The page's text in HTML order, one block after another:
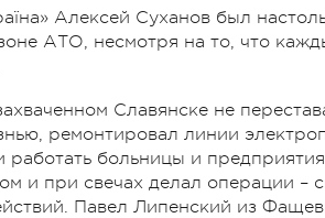
Алексей Суханов был
АТО, несмотря на то, что
Славянске не
ремонтировал линии
работать больницы и
и при свечах делал операции –
Павел Липенский из